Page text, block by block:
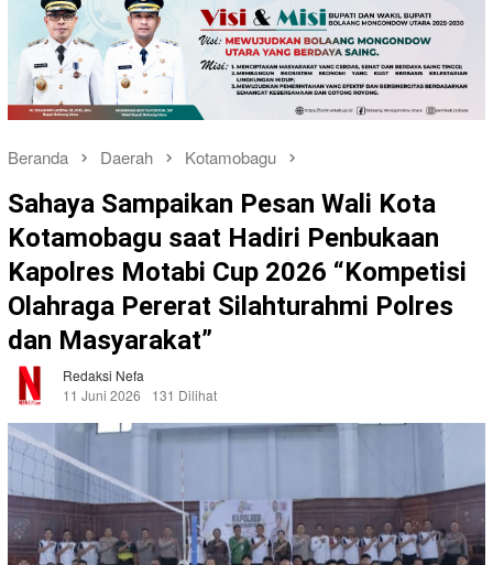
Beranda Daerah Kotamobagu
Sahaya Sampaikan Pesan Wali Kota
Kotamobagu saat Hadiri Penbukaan
Kapolres Motabi Cup 2026 “Kompetisi
Olahraga Pererat Silahturahmi Polres
dan Masyarakat”
Redaksi Nefa
11 Juni 2026
131 Dilihat